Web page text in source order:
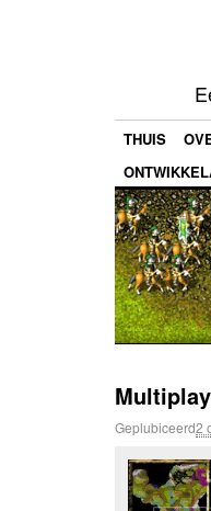
THUIS
Geplubiceerd2